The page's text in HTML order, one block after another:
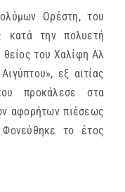
Ορέστη, του
κατά την πολυετή
θείος του Χαλίφη Αλ
εξ αιτίας
προκάλεσε στα
αφορήτων πιέσεως
το έτος